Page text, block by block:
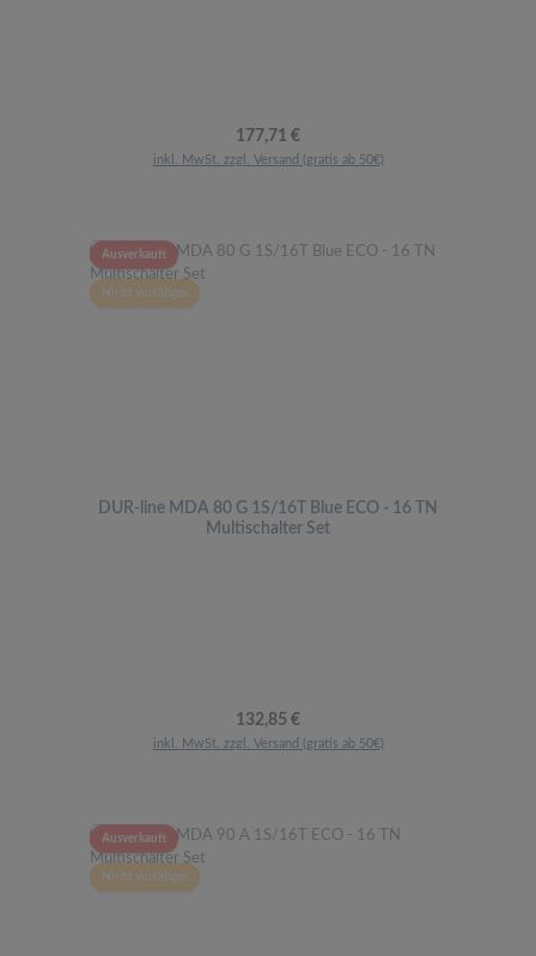
Regulärer Preis:
177,71 €
inkl. MwSt. zzgl. Versand (gratis ab 50€)
Ausverkauft
Nicht vorrätiges
DUR-line MDA 80 G 1S/16T Blue ECO - 16 TN
Multischalter Set
Regulärer Preis:
132,85 €
inkl. MwSt. zzgl. Versand (gratis ab 50€)
Ausverkauft
Nicht vorrätiges